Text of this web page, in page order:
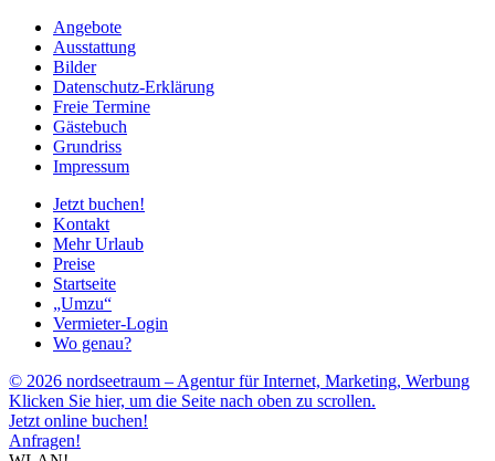
Angebote
Ausstattung
Bilder
Datenschutz-Erklärung
Freie Termine
Gästebuch
Grundriss
Impressum
Jetzt buchen!
Kontakt
Mehr Urlaub
Preise
Startseite
„Umzu“
Vermieter-Login
Wo genau?
© 2026 nordseetraum – Agentur für Internet, Marketing, Werbung
Klicken Sie hier, um die Seite nach oben zu scrollen.
Jetzt online buchen!
Anfragen!